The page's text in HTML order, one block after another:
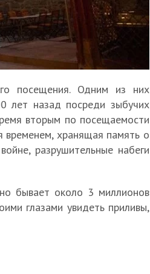
посещения. Одним из них
лет назад посреди зыбучих
вторым по посещаемости
временем, хранящая память о
разрушительные набеги
бывает около 3 миллионов
глазами увидеть приливы,